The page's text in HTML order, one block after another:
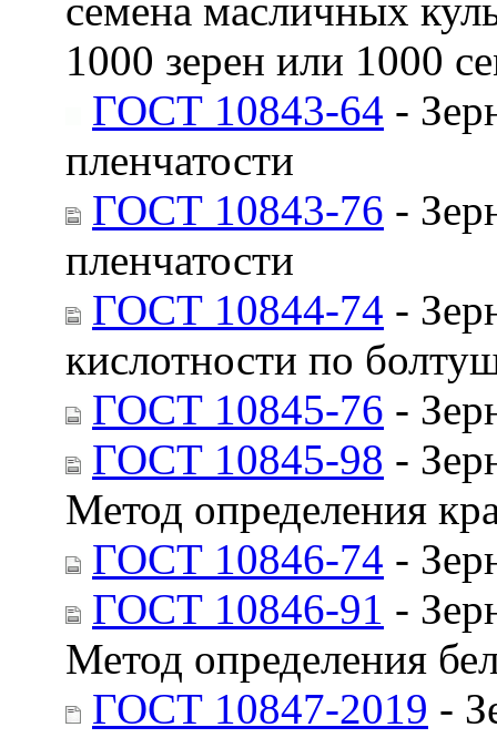
семена масличных
1000 зерен или 1000
ГОСТ 10843-64 -
пленчатости
ГОСТ 10843-76 -
пленчатости
ГОСТ 10844-74 -
кислотности по
ГОСТ 10845-76 -
ГОСТ 10845-98 -
Метод определения
ГОСТ 10846-74 -
ГОСТ 10846-91 -
Метод определения
ГОСТ 10847-2019 -